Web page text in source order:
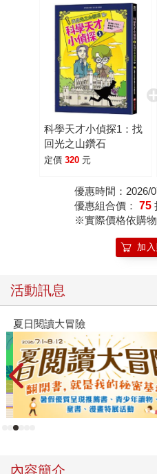
科學天才小偵探1：找
回光之山鑽石
定價 320 元
優惠時間：2026/
優惠組合價： 75
※實際價格依購
加
活動訊息
夏日閱讀大冒險
內容簡介